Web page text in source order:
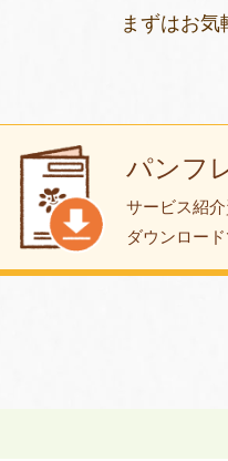
まずはお気
パンフ
サービス紹
ダウンロード